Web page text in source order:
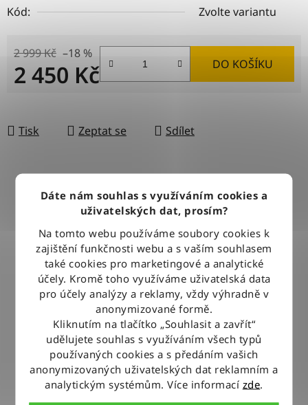
Dáte nám souhlas s využíváním cookies a
uživatelských dat, prosím?
Na tomto webu používáme soubory cookies k
zajištění funkčnosti webu a s vaším souhlasem
také cookies pro marketingové a analytické
účely. Kromě toho využíváme uživatelská data
pro účely analýzy a reklamy, vždy výhradně v
anonymizované formě.
Kliknutím na tlačítko „Souhlasit a zavřít“
udělujete souhlas s využíváním všech typů
používaných cookies a s předáním vašich
anonymizovaných uživatelských dat reklamním a
analytickým systémům. Více informací zde.
Kód:
Zvolte variantu
2 999 Kč –18 %
2 450 Kč DO KOŠÍKU
Tisk Zeptat se Sdílet
DOPRAVA ZDARMA
Při nákupu nad 2500 Kč doručujeme zdarma po celé ČR
BLESKOVÉ DORUČENÍ
Objednávky odesíláme každý pracovní den do 12:00
100% ZBOŽÍ SKLADEM
Veškeré vystavené zboží leží na našem skladě
VÝMĚNA ZBOŽÍ ZDARMA
Nevyhovující zboží zdarma vyměníme do 14 dnů od jeho
doručení